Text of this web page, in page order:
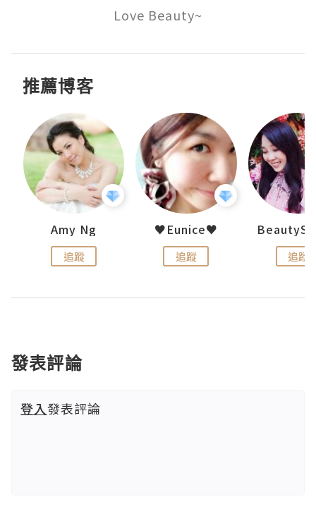
Love Beauty~
推薦博客
Amy Ng
追蹤
♥Eunice♥
追蹤 追蹤
發表評論
登入發表評論